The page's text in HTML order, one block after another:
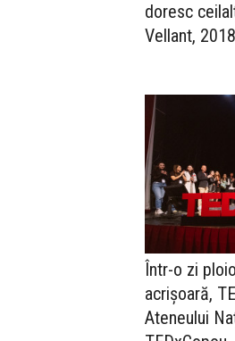
doresc
Vellant, 2018
Într-o zi
acrișoară,
Ateneului